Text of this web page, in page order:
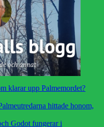
klarar upp Palmemordet?
hittade honom,
Godot fungerar i